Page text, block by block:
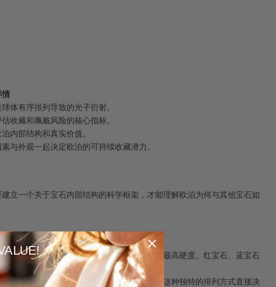
情
体有序排列导致的光子衍射。
收藏和佩戴风险的核心指标。
内部结构和真实价值。
与外观一起决定欧泊的可持续收藏潜力。
立一个关于宝石内部结构的科学框架，才能理解欧泊为何与其他宝石如
原子以共价键高度规则排列而成，因此拥有最高硬度。红宝石、蓝宝石
而是由纳米级含水二氧化硅球体聚集而成，这种独特的排列方式直接决